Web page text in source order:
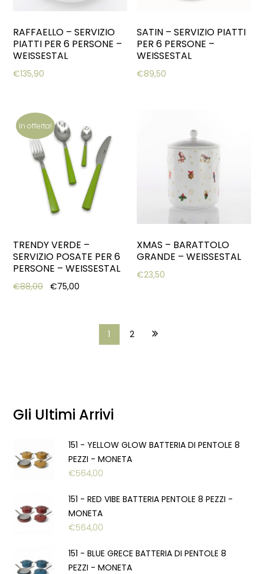
RAFFAELLO – SERVIZIO
PIATTI PER 6 PERSONE –
WEISSESTAL
€135,90
SATIN – SERVIZIO PIATTI
PER 6 PERSONE –
WEISSESTAL
€89,50
In offerta!
TRENDY VERDE –
SERVIZIO POSATE PER 6
PERSONE – WEISSESTAL
€88,00 Original price was: €88,00.
€75,00
XMAS – BARATTOLO
GRANDE – WEISSESTAL
€23,50
1 2
Gli Ultimi Arrivi
151 - YELLOW GLOW BATTERIA DI PENTOLE 8
PEZZI - MONETA
€564,00
151 - RED VIBE BATTERIA PENTOLE 8 PEZZI -
MONETA
€564,00
151 - BLUE GRECE BATTERIA DI PENTOLE 8
PEZZI - MONETA